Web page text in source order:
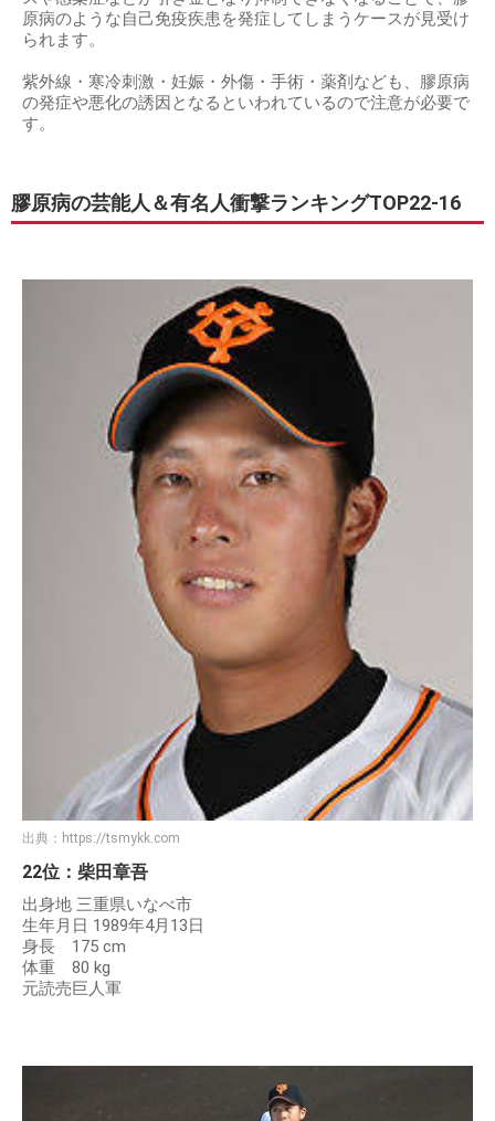
原病のような自己免疫疾患を発症してしまうケースが見受け
られます。
紫外線・寒冷刺激・妊娠・外傷・手術・薬剤なども、膠原病
の発症や悪化の誘因となるといわれているので注意が必要で
す。
膠原病の芸能人＆有名人衝撃ランキングTOP22-16
出典： https://tsmykk.com
22位：柴田章吾
出身地 三重県いなべ市
生年月日 1989年4月13日
身長 175 cm
体重 80 kg
元読売巨人軍